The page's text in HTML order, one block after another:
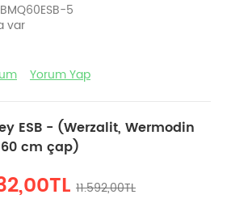
5
var
Yorum Yap
ESB - (Werzalit, Wermodin
cm çap)
11.592,00TL